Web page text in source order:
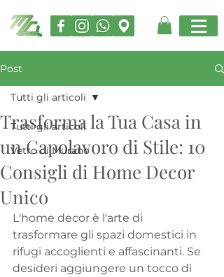
Post
Tutti gli articoli
Vetro di Murano
Tutti gli articoli
Trasforma la Tua Casa in
un Capolavoro di Stile: 10
Consigli di Home Decor
Unico
L'home decor è l'arte di
trasformare gli spazi domestici in
rifugi accoglienti e affascinanti. Se
desideri aggiungere un tocco di